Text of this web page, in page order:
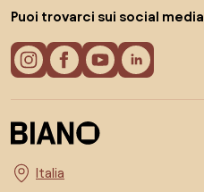
Puoi trovarci sui social media
Seleziona il paese